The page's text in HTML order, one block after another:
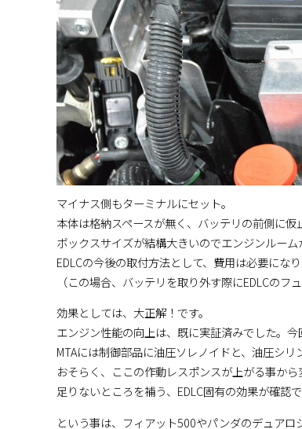
マイナス側もターミナルにセット。
本体は格納スペースが無く、バッテリの前側に仮
ボックスサイズが結構大きいのでエンジンルーム
EDLCの今後の取付方法として、費用は必要にな
（この場合、バッテリを取り外す際にEDLCのフ
効果としては、大正解！です。
エンジン性能の向上は、既に実証済みでした。今
MTAには制御部品に油圧ソレノイドと、油圧シリ
おそらく、ここの作動レスポンスが上がる事か
足りないところを補う、EDLC固有の効果が確認で
という事は、フィアット500やパンダのデュアロ